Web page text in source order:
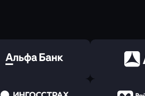
Оправить заявку